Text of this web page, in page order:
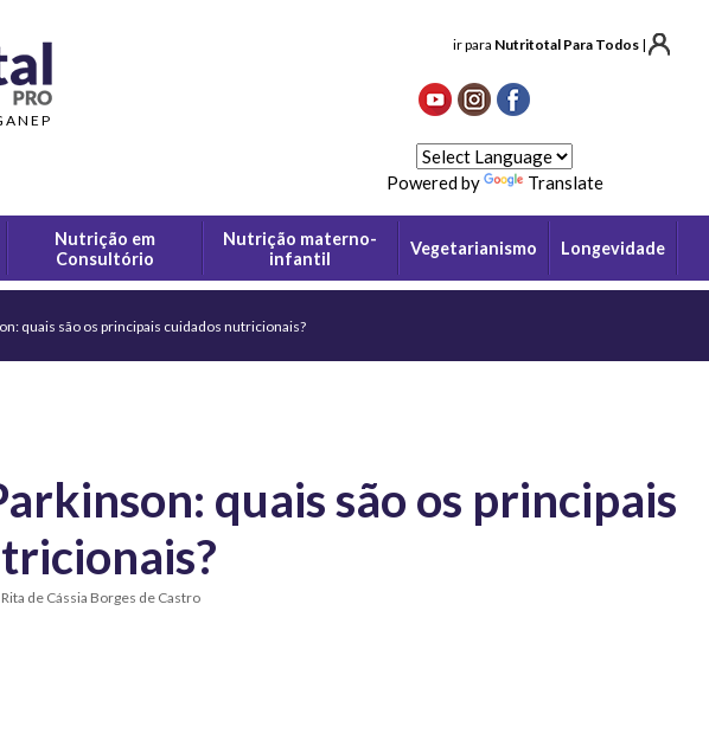
Powered by Translate
ir para Nutritotal Para Todos |
Nutrição em
Consultório
Nutrição materno-
infantil
Vegetarianismo Longevidade
quais são os principais cuidados nutricionais?
quais são os principais
de Cássia Borges de Castro